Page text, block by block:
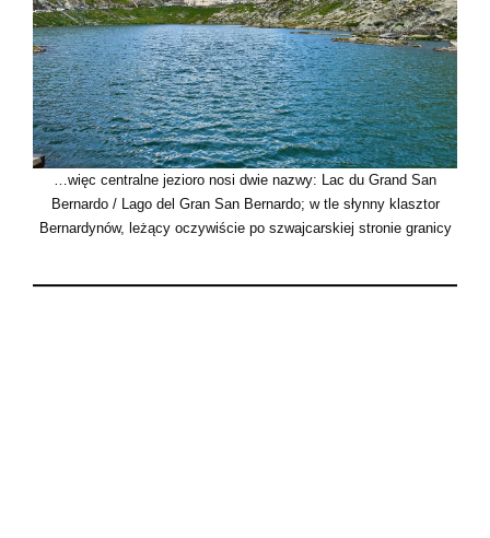
…więc centralne jezioro nosi dwie nazwy: Lac du Grand San
Bernardo / Lago del Gran San Bernardo; w tle słynny klasztor
Bernardynów, leżący oczywiście po szwajcarskiej stronie granicy